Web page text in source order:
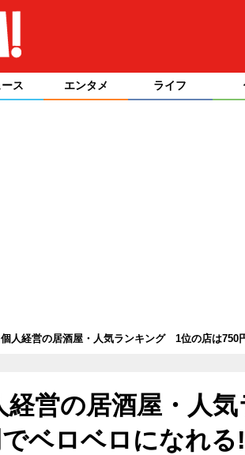
ス エンタメ ライフ
人経営の居酒屋・人気ランキング 1位の店は750
経営の居酒屋・人
ベロベロになれる